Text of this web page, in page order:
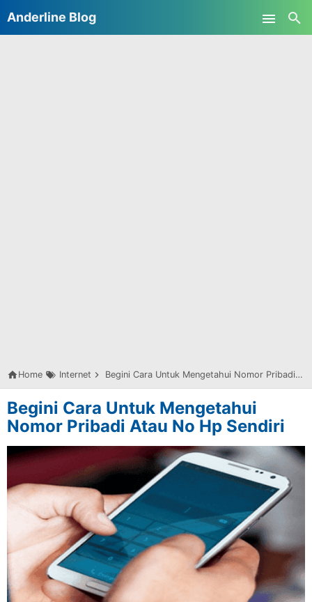
Anderline Blog
Home Internet Begini Cara Untuk Mengetahui Nomor Pribadi Atau No Hp Sendiri
Begini Cara Untuk Mengetahui
Nomor Pribadi Atau No Hp Sendiri